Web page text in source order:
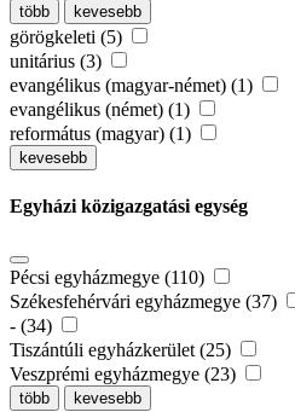
több kevesebb
görögkeleti (5)
unitárius (3)
evangélikus (magyar-német) (1)
evangélikus (német) (1)
református (magyar) (1)
kevesebb
Egyházi közigazgatási egység
Pécsi egyházmegye (110)
Székesfehérvári egyházmegye (37)
- (34)
Tiszántúli egyházkerület (25)
Veszprémi egyházmegye (23)
több kevesebb